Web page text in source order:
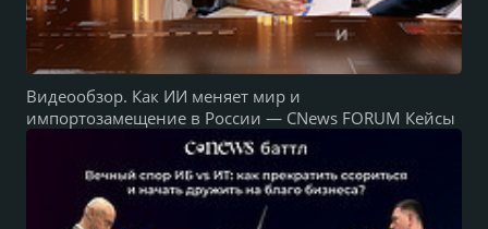
Видеообзор. Как ИИ меняет мир и
импортозамещение в России — CNews FORUM Кейсы